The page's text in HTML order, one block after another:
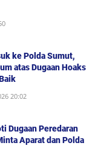
ke Polda Sumut,
atas Dugaan Hoaks
20:02
Dugaan Peredaran
Aparat dan Polda